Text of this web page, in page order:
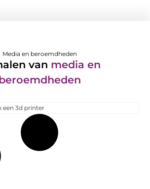
Media en beroemdheden
van media en
een 3d printer